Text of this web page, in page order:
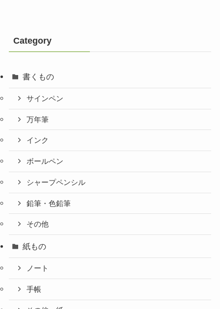
Category
書くもの
サインペン
万年筆
インク
ボールペン
シャープペンシル
鉛筆・色鉛筆
その他
紙もの
ノート
手帳